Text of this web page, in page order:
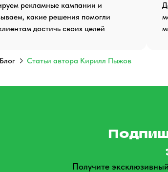
рекламные кампании и
какие решения помогли
достичь своих целей
Блог Статьи автора Кирилл Пыжов
Получите